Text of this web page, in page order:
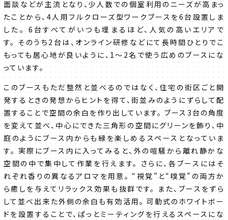
面談などが主流となり、少人数での個室利用のニーズが高まっ
たことから、4人用フルクローズ型ワークブースを6台設置しま
した。 6台すべてがいつも埋まるほど、人気の高いエリアで
す。 そのうち2台は、オンライン研修などにて長時間ひとりでこ
もっても居心地が良いように、1～2名で使う広めのブースにな
っています。
このブースもただ整然と並べるのではなく、住宅の街区ごと開
発するときの発想からヒントを得て、街並みのようにずらして配
置することで空間の余白を作り出しています。 ブース3台の角度
を変えて並べ、中心にできた三角形の空間にグリーンを飾り、中
庭のようにブース内からも緑を楽しめるスペースとなっていま
す。 実際にブース内に入ってみると、外の喧騒から離れ静かな
空間の中で集中して作業を行えます。 さらに、各ブースにはそ
れぞれ香りの異なるアロマを用意。 “視覚”と“嗅覚”の両方か
ら癒しを与えてリラックス効果も抜群です。 また、ブースをずら
して並べ出来た外側の余白も有効活用。 可動式のホワイトボー
ドを設置することで、ぱっとミーティングを行えるスペースにな